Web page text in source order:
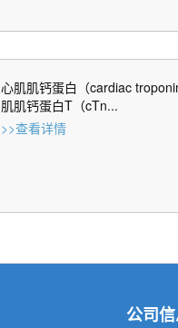
心肌肌钙蛋白（cardiac
肌肌钙蛋白T（cTn...
>>查看详情
公司